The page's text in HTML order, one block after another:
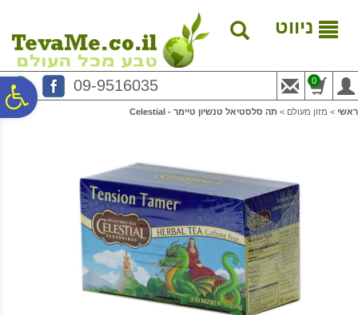
נגישות
המרכזי
ניווט
09-9516035 0
ראשי > מזון מעולם > תה סלסטיאל טנשיון טיימר - Celestial